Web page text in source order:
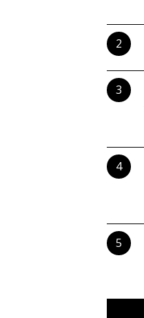
2
3
4
5